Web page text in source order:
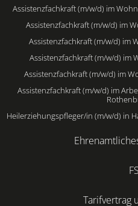
Assistenzfachkraft (m/w/d) im
Assistenzfachkraft (m/w/d) im
Assistenzfachkraft (m/w/d) im
Assistenzfachkraft (m/w/d) im
Assistenzfachkraft (m/w/d) im
Assistenzfachkraft (m/w/d) im
Heilerziehungspfleger/in (m/w/d) in
Tarifvertrag